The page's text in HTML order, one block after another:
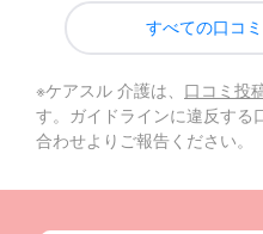
長谷川さんだけでなく、他
で、何かあってもすぐに相
かい心で接してくださるか
かに過ごせているのだと思
たことです。
すべての口コ
※ケアスル 介護は、 口コミ投
す。ガイドラインに違反する
合わせよりご報告ください。